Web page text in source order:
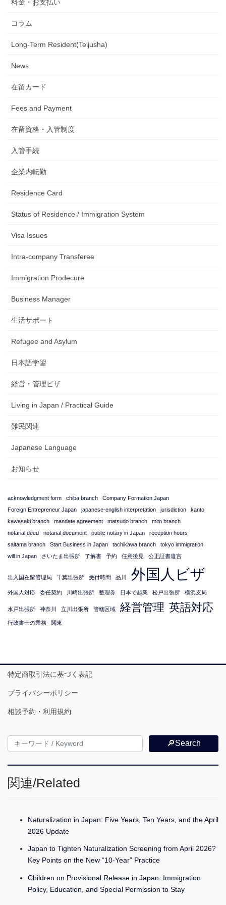
料金・お支払い
コラム
Long-Term Resident(Teijusha)
News
在留カード
Fees and Payment
在留資格・入管制度
入管手続
企業内転勤
Residence Card
Status of Residence / Immigration System
Visa Issues
Intra-company Transferee
Immigration Prodecure
Business Manager
生活サポート
Refugee and Asylum
日本語学習
経営・管理ビザ
Living in Japan / Practical Guide
難民関連
Japanese Language
お知らせ
acknowledgment form chiba branch
Company Formation Japan
Foreign Entrepreneur Japan
japanese-english interpretation jurisdiction
kanto
kawasaki branch
mandate agreement matsudo branch
mito branch
notarial deed
notarial document public notary in Japan
reception hours
saitama branch
Start Business in Japan tachikawa branch
tokyo immigration
will in Japan
さいたま出張所 了解書 予約 任意後見 公正証書遺言
出入国在留管理局 千葉出張所 受付時間 品川 外国人ビザ
外国人対応 委任契約 川崎出張所 整理券 日本で起業 松戸出張所 横浜支局
水戸出張所 神奈川 立川出張所 管轄区域 経営管理 英語対応
行政書士の業務 関東
特定商取引法に基づく表記
プライバシーポリシー
相談予約・利用規約
🔎Search
関連/Related
Naturalization in Japan: Five Years, Ten Years, and the April
2026 Update
Japan to Tighten Naturalization Screening from April 2026?
Key Points on the New “10-Year” Practice
Children on Provisional Release in Japan: Immigration
Policy, Education, and Special Permission to Stay